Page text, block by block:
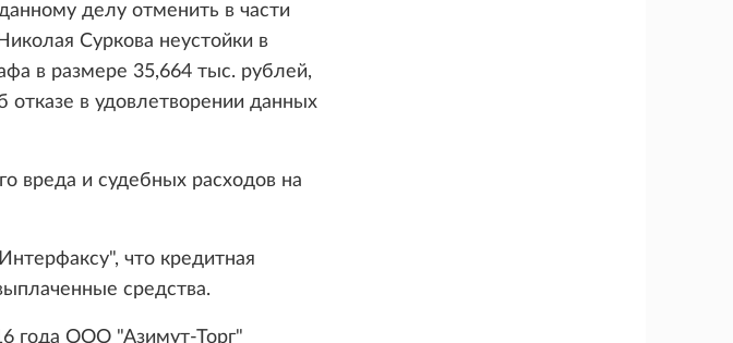
делу отменить в части
Суркова неустойки в
в размере 35,664 тыс. рублей,
отказе в удовлетворении данных
вреда и судебных расходов на
что кредитная
средства.
года ООО "Азимут-Торг"